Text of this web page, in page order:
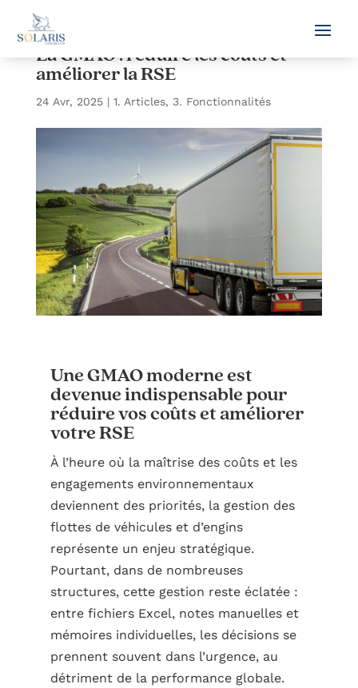
La GMAO : réduire les coûts et
améliorer la RSE
24 Avr, 2025| 1. Articles, 3. Fonctionnalités
Une GMAO moderne est
devenue indispensable pour
réduire vos coûts et améliorer
votre RSE
À l’heure où la maîtrise des coûts et les
engagements environnementaux
deviennent des priorités, la gestion des
flottes de véhicules et d’engins
représente un enjeu stratégique.
Pourtant, dans de nombreuses
structures, cette gestion reste éclatée :
entre fichiers Excel, notes manuelles et
mémoires individuelles, les décisions se
prennent souvent dans l’urgence, au
détriment de la performance globale.